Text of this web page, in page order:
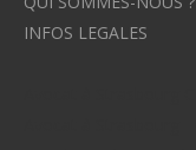
INFOS LEGALES